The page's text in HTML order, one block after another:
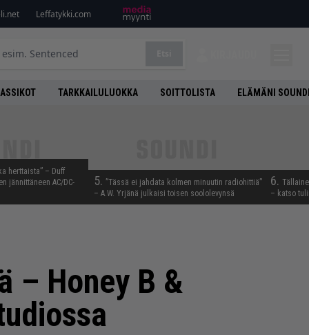
Leffatykki.com
TARKKAILULUOKKA SOITTOLISTA ELÄMÄNI
herttaista” – Duff
jännittäneen AC/DC-
5. ”Tässä ei jahdata kolmen minuutin radiohittiä”
– A.W. Yrjänä julkaisi toisen soololevynsä
6.
– katso
– Honey B &